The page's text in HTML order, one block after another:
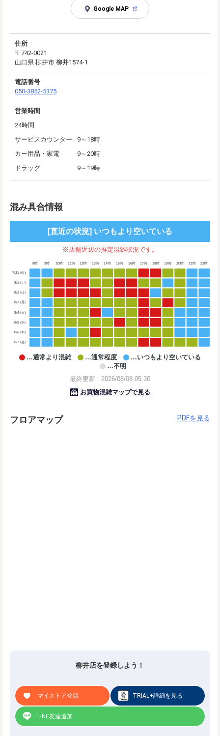
Google MAP
住所
〒742-0021
山口県 柳井市 柳井1574-1
電話番号
050-3852-5375
営業時間
24時間
サービスカウンター
9～18時
カー用品・家電
9～20時
ドラッグ
9～19時
混み具合情報
フロアマップ PDFを見る
柳井店を登録しよう！
マイストア登録 TRIAL+詳細を見る
LINE友達追加